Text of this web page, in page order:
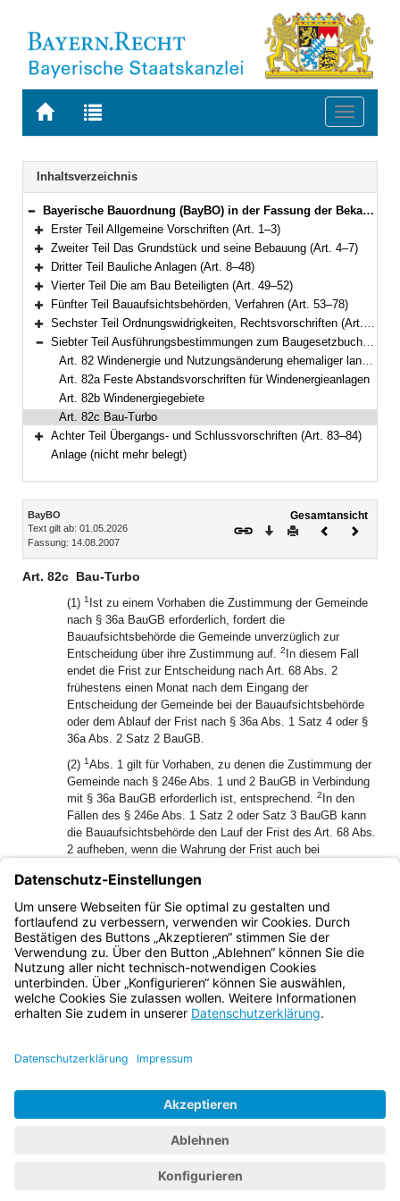
Zur
BAYERN.RECHT
Zur
letzten
Suche
Toggle
Navigation
Inhaltsverzeichnis
Bereich reduzieren
Bayerische Bauordnung (BayBO) in der Fassung der Bekanntmachung vom 14. August 2007 (GVBl. S. 588) BayRS 2132-1-B (Art. 1–84)
Bereich erweitern
Erster Teil Allgemeine Vorschriften (Art. 1–3)
Bereich erweitern
Zweiter Teil Das Grundstück und seine Bebauung (Art. 4–7)
Bereich erweitern
Dritter Teil Bauliche Anlagen (Art. 8–48)
Bereich erweitern
Vierter Teil Die am Bau Beteiligten (Art. 49–52)
Bereich erweitern
Fünfter Teil Bauaufsichtsbehörden, Verfahren (Art. 53–78)
Bereich erweitern
Sechster Teil Ordnungswidrigkeiten, Rechtsvorschriften (Art. 79–81a)
Bereich reduzieren
Siebter Teil Ausführungsbestimmungen zum Baugesetzbuch (Art. 82–82c)
Art. 82 Windenergie und Nutzungsänderung ehemaliger landwirtschaftlicher Gebäude
Art. 82a Feste Abstandsvorschriften für Windenergieanlagen
Art. 82b Windenergiegebiete
Art. 82c Bau-Turbo
Bereich erweitern
Achter Teil Übergangs- und Schlussvorschriften (Art. 83–84)
Anlage (nicht mehr belegt)
Inhalt
BayBO
Text gilt ab: 01.05.2026
Fassung: 14.08.2007
Gesamtansicht
Download
DruckenVorheriges
Art. 82c Bau-Turbo
(1) 1 Ist zu einem Vorhaben die Zustimmung der Gemeinde
nach § 36a BauGB erforderlich, fordert die
Bauaufsichtsbehörde die Gemeinde unverzüglich zur
Entscheidung über ihre Zustimmung auf. 2 In diesem Fall
endet die Frist zur Entscheidung nach Art. 68 Abs. 2
frühestens einen Monat nach dem Eingang der
Entscheidung der Gemeinde bei der Bauaufsichtsbehörde
oder dem Ablauf der Frist nach § 36a Abs. 1 Satz 4 oder §
36a Abs. 2 Satz 2 BauGB.
(2) 1Abs. 1 gilt für Vorhaben, zu denen die Zustimmung der
Gemeinde nach § 246e Abs. 1 und 2 BauGB in Verbindung
mit § 36a BauGB erforderlich ist, entsprechend. 2 In den
Fällen des § 246e Abs. 1 Satz 2 oder Satz 3 BauGB kann
die Bauaufsichtsbehörde den Lauf der Frist des Art. 68 Abs.
2 aufheben, wenn die Wahrung der Frist auch bei
(3) Die Bauaufsichtsbehörde informiert den Bauherrn
unverzüglich über eintretende Änderungen nach den Abs. 1
und 2.
Bayern.de
BayernPortal
Impressum